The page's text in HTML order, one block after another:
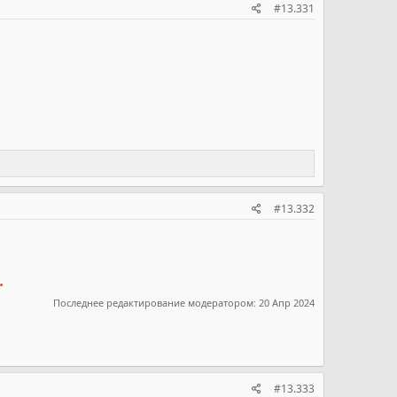
#13.331
#13.332
Последнее редактирование модератором: 20 Апр 2024
#13.333